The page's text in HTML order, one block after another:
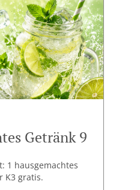
Getränk 9
1 hausgemachtes
K3 gratis.